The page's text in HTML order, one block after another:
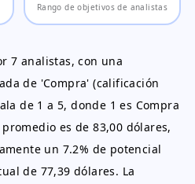
Rango de objetivos de analistas
7 analistas, con una
de 'Compra' (calificación
de 1 a 5, donde 1 es Compra
es de 83,00 dólares,
un 7.2% de potencial
de 77,39 dólares. La